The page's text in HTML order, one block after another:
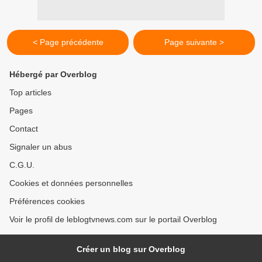
< Page précédente Page suivante >
Hébergé par Overblog
Top articles
Pages
Contact
Signaler un abus
C.G.U.
Cookies et données personnelles
Préférences cookies
Voir le profil de leblogtvnews.com sur le portail Overblog
Créer un blog sur Overblog